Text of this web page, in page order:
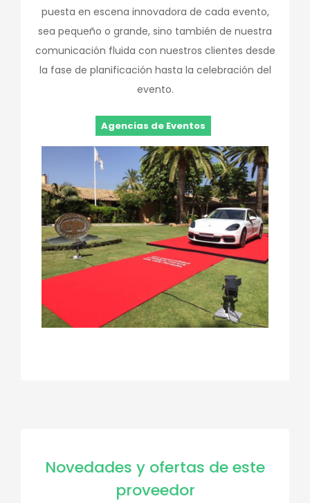
puesta en escena innovadora de cada evento,
sea pequeño o grande, sino también de nuestra
comunicación fluida con nuestros clientes desde
la fase de planificación hasta la celebración del
evento.
Agencias de Eventos
Novedades y ofertas de este
proveedor